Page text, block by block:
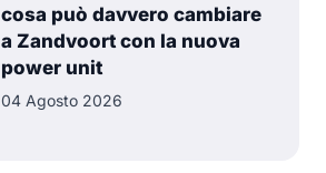
cosa può davvero cambiare
a Zandvoort con la nuova
power unit
04 Agosto 2026